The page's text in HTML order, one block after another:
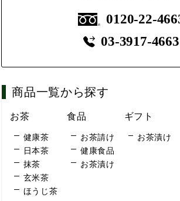
0120-22-
03-3917-4663
商品一覧から探す
お茶
健康茶
日本茶
抹茶
玄米茶
ほうじ茶
食品
お茶請け
健康食品
お茶漬け
ギフト
お茶漬け